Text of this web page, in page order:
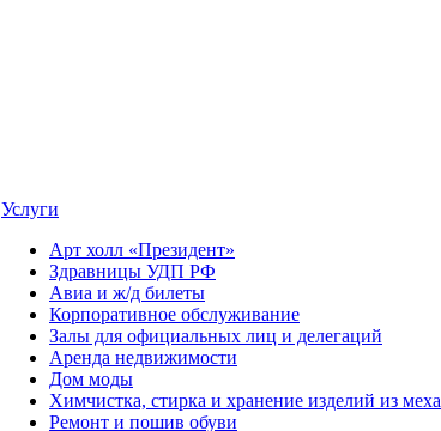
Услуги
Арт холл «Президент»
Здравницы УДП РФ
Авиа и ж/д билеты
Корпоративное обслуживание
Залы для официальных лиц и делегаций
Аренда недвижимости
Дом моды
Химчистка, стирка и хранение изделий из меха
Ремонт и пошив обуви